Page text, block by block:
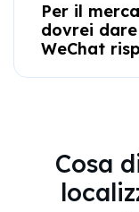
Per il
dovrei
WeChat
Cosa